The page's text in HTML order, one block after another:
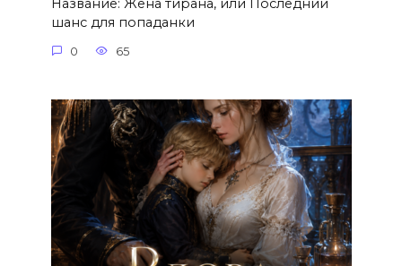
Название: Жена тирана, или Последний
шанс для попаданки
0 65